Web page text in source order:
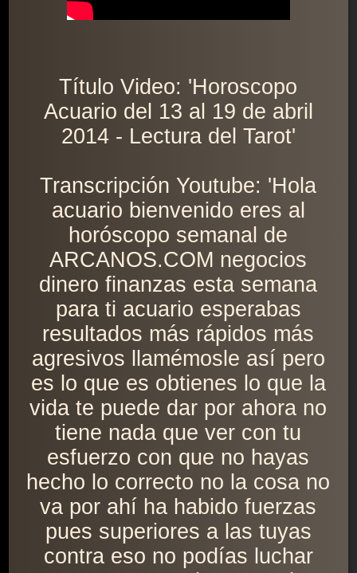
Título Video: 'Horoscopo
Acuario del 13 al 19 de abril
2014 - Lectura del Tarot'
Transcripción Youtube: 'Hola
acuario bienvenido eres al
horóscopo semanal de
ARCANOS.COM negocios
dinero finanzas esta semana
para ti acuario esperabas
resultados más rápidos más
agresivos llamémosle así pero
es lo que es obtienes lo que la
vida te puede dar por ahora no
tiene nada que ver con tu
esfuerzo con que no hayas
hecho lo correcto no la cosa no
va por ahí ha habido fuerzas
pues superiores a las tuyas
contra eso no podías luchar